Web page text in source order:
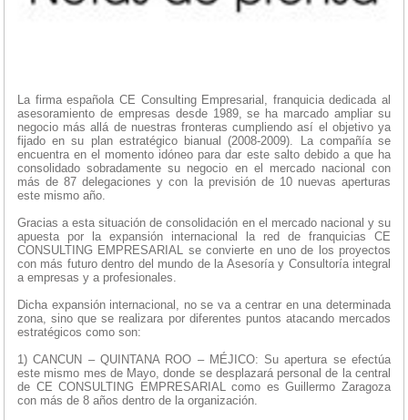
La firma española CE Consulting Empresarial, franquicia dedicada al
asesoramiento de empresas desde 1989, se ha marcado ampliar su
negocio más allá de nuestras fronteras cumpliendo así el objetivo ya
fijado en su plan estratégico bianual (2008-2009). La compañía se
encuentra en el momento idóneo para dar este salto debido a que ha
consolidado sobradamente su negocio en el mercado nacional con
más de 87 delegaciones y con la previsión de 10 nuevas aperturas
este mismo año.
Gracias a esta situación de consolidación en el mercado nacional y su
apuesta por la expansión internacional la red de franquicias CE
CONSULTING EMPRESARIAL se convierte en uno de los proyectos
con más futuro dentro del mundo de la Asesoría y Consultoría integral
a empresas y a profesionales.
Dicha expansión internacional, no se va a centrar en una determinada
zona, sino que se realizara por diferentes puntos atacando mercados
estratégicos como son:
1) CANCUN – QUINTANA ROO – MÉJICO: Su apertura se efectúa
este mismo mes de Mayo, donde se desplazará personal de la central
de CE CONSULTING EMPRESARIAL como es Guillermo Zaragoza
con más de 8 años dentro de la organización.